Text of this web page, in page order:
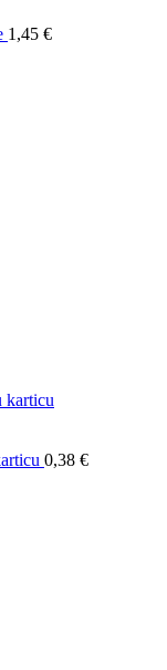
1,45 €
0,38 €